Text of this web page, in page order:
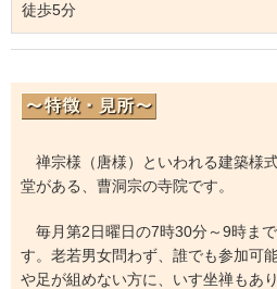
徒歩5分
禅宗様（唐様）といわれる建築様
堂がある、曹洞宗の寺院です。
毎月第2日曜日の7時30分～9時ま
す。老若男女問わず、誰でも参加可
や足が組めない方に、いす坐禅もあ